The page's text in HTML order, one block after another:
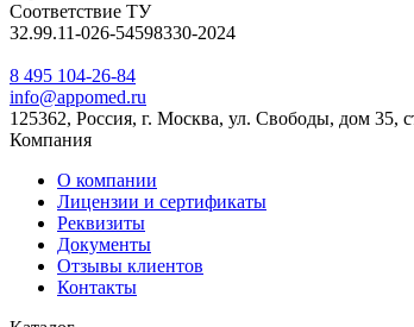
Соответствие ТУ
32.99.11-026-54598330-2024
8 495 104-26-84
info@appomed.ru
125362, Россия, г. Москва, ул. Свободы, дом 35,
Компания
О компании
Лицензии и сертификаты
Реквизиты
Документы
Отзывы клиентов
Контакты